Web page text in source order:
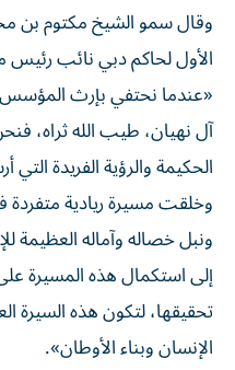
وقال سمو الشيخ مكتوم بن
الأول لحاكم دبي نائب رئيس
«عندما نحتفي بإرث المؤسس
آل نهيان، طيب الله ثراه،
الحكيمة والرؤية الفريدة
وخلقت مسيرة ريادية متفردة
ونبل خصاله وآماله
إلى استكمال هذه المسيرة
تحقيقها، لتكون هذه السيرة
الإنسان وبناء الأوطان».